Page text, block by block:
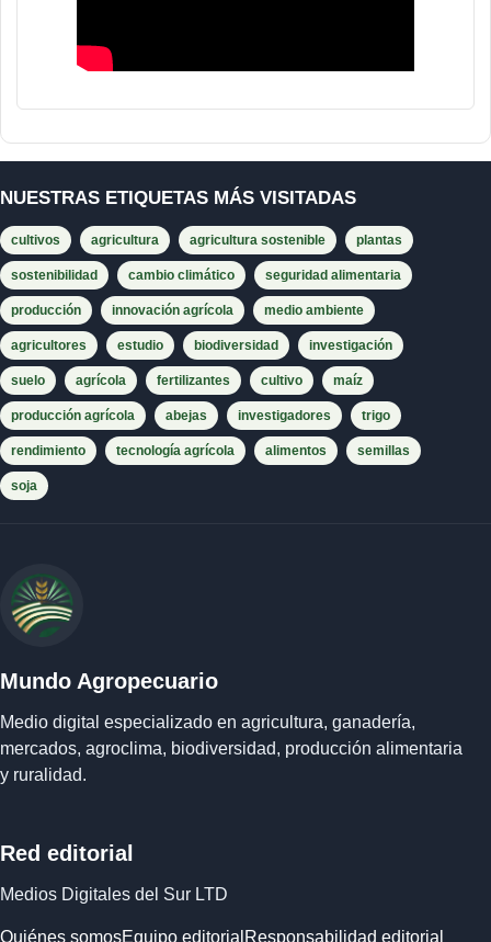
NUESTRAS ETIQUETAS MÁS VISITADAS
cultivos agricultura agricultura sostenible plantas
sostenibilidad cambio climático seguridad alimentaria
producción innovación agrícola medio ambiente
agricultores estudio biodiversidad investigación
suelo agrícola fertilizantes cultivo maíz
producción agrícola abejas investigadores trigo
rendimiento tecnología agrícola alimentos semillas
soja
Mundo Agropecuario
Medio digital especializado en agricultura, ganadería,
mercados, agroclima, biodiversidad, producción alimentaria
y ruralidad.
Red editorial
Medios Digitales del Sur LTD
Quiénes somosEquipo editorial Responsabilidad editorial